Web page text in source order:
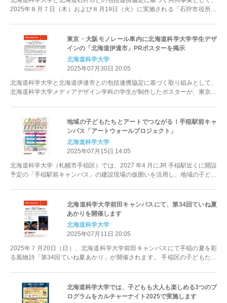
2025年８月７日（木）および８月19日（火）に実施される「石狩市役所の
東京・大阪モノレール車内に北海道科学大学学生デザ
インの「北海道伊達市」PRポスターを掲示
北海道科学大学
2025年07月30日 20:05
北海道科学大学と北海道伊達市との包括連携協定に基づく取り組みとして、
北海道科学大学メディアデザイン学科の学生が制作したポスターが、東京モ
地域の子どもたちとアートでつながる！手稲駅前キャ
ンパス「アートウォールプロジェクト」
北海道科学大学
2025年07月15日 14:05
北海道科学大学（札幌市手稲区）では、2027 年4 月にJR 手稲駅近くに開設
予定の「手稲駅前キャンパス」の建設現場の仮囲いを活用し、地域の子ども
北海道科学大学前田キャンパスにて、第34回ていね夏
あかりを開催します
北海道科学大学
2025年07月11日 20:05
2025年７月20日（日）、北海道科学大学前田キャンパスにて手稲の夏を彩
る風物詩「第34回ていね夏あかり」が開催されます。 手稲区の子どもたち
北海道科学大学では、子どもも大人も楽しめる3つのプ
ログラムをカルチャーナイト2025で実施します